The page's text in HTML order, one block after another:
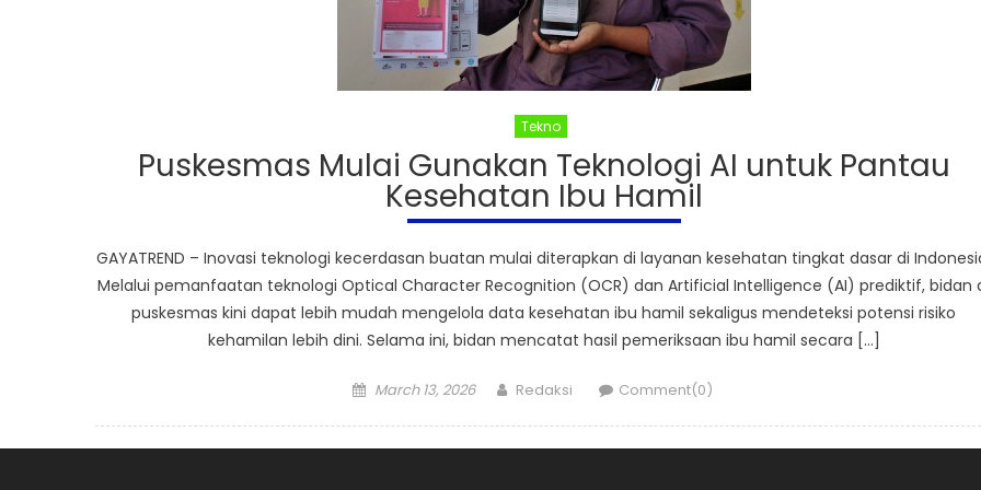
Tekno
Puskesmas Mulai Gunakan Teknologi AI untuk Pantau
Kesehatan Ibu Hamil
GAYATREND – Inovasi teknologi kecerdasan buatan mulai diterapkan di layanan kesehatan tingkat dasar di
Melalui pemanfaatan teknologi Optical Character Recognition (OCR) dan Artificial Intelligence (AI) prediktif, bidan
puskesmas kini dapat lebih mudah mengelola data kesehatan ibu hamil sekaligus mendeteksi potensi risiko
kehamilan lebih dini. Selama ini, bidan mencatat hasil pemeriksaan ibu hamil secara […]
Posted
March 13, 2026 Author
Redaksi Comment(0)